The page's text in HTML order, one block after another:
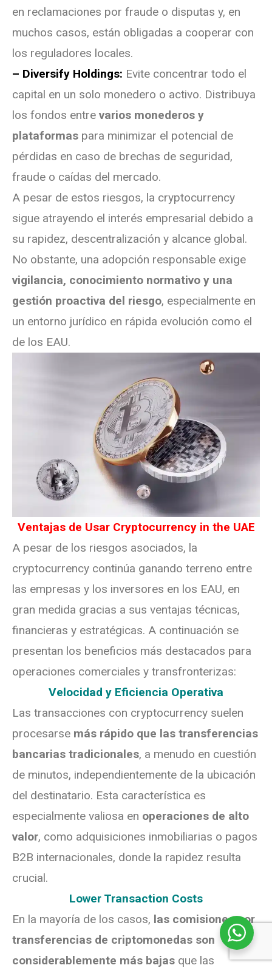
en reclamaciones por fraude o disputas y, en
muchos casos, están obligadas a cooperar con
los reguladores locales.
– Diversify Holdings: Evite concentrar todo el
capital en un solo monedero o activo. Distribuya
los fondos entre varios monederos y
plataformas para minimizar el potencial de
pérdidas en caso de brechas de seguridad,
fraude o caídas del mercado.
A pesar de estos riesgos, la cryptocurrency
sigue atrayendo el interés empresarial debido a
su rapidez, descentralización y alcance global.
No obstante, una adopción responsable exige
vigilancia, conocimiento normativo y una
gestión proactiva del riesgo, especialmente en
un entorno jurídico en rápida evolución como el
de los EAU.
Ventajas de Usar Cryptocurrency in the UAE
A pesar de los riesgos asociados, la
cryptocurrency continúa ganando terreno entre
las empresas y los inversores en los EAU, en
gran medida gracias a sus ventajas técnicas,
financieras y estratégicas. A continuación se
presentan los beneficios más destacados para
operaciones comerciales y transfronterizas:
Velocidad y Eficiencia Operativa
Las transacciones con cryptocurrency suelen
procesarse más rápido que las transferencias
bancarias tradicionales, a menudo en cuestión
de minutos, independientemente de la ubicación
del destinatario. Esta característica es
especialmente valiosa en operaciones de alto
valor, como adquisiciones inmobiliarias o pagos
B2B internacionales, donde la rapidez resulta
crucial.
Lower Transaction Costs
En la mayoría de los casos, las comisiones por
transferencias de criptomonedas son
considerablemente más bajas que las